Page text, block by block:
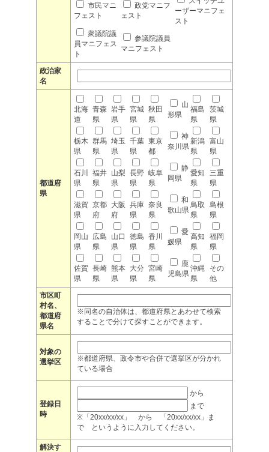
市民マニ
フェスト
政党マニフ
ェスト
ーザーマニフェ
スト
衆議院議
員マニフェス
ト
参議院議員
マニフェスト
政治家
名
都道府
県
北海
道
青森
県
岩手
県
宮城
県
秋田
県
山
形県
福島
県
茨城
県
栃木
県
群馬
県
埼玉
県
千葉
県
東京
都
神
奈川県
新潟
県
富山
県
石川
県
福井
県
山梨
県
長野
県
岐阜
県
静
岡県
愛知
県
三重
県
滋賀
県
京都
府
大阪
府
兵庫
県
奈良
県
和
歌山県
鳥取
県
島根
県
岡山
県
広島
県
山口
県
徳島
県
香川
県
愛
媛県
高知
県
福岡
県
佐賀
県
長崎
県
熊本
県
大分
県
宮崎
県
鹿
児島県
沖縄
県
その
他
市区町
村名、
都道府
県名
※同名の自治体は、都道府県とあわせて検索
することで分けて探すことができます。
対象の
選挙区
※都道府県、政令市や合併で選挙区が分かれ
ている場合
登録日
時
から
まで
※「20xx/xx/xx」 から 「20xx/xx/xx」ま
で というように入力してください。
解決す